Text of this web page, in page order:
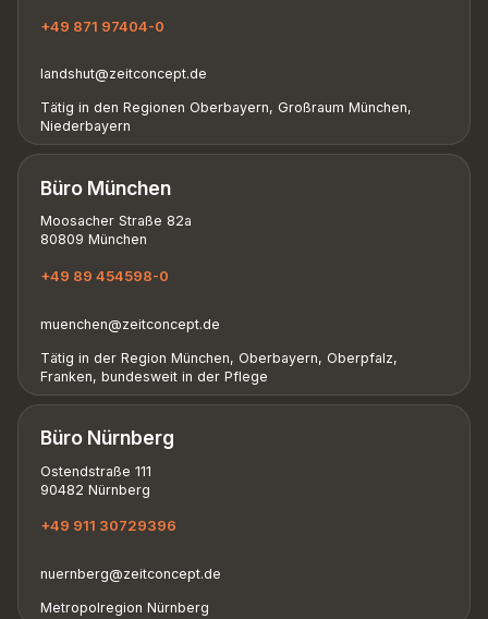
+49 871 97404-0
landshut@zeitconcept.de
Tätig in den Regionen Oberbayern, Großraum München,
Niederbayern
Büro München
Moosacher Straße 82a
80809 München
+49 89 454598-0
muenchen@zeitconcept.de
Tätig in der Region München, Oberbayern, Oberpfalz,
Franken, bundesweit in der Pflege
Büro Nürnberg
Ostendstraße 111
90482 Nürnberg
+49 911 30729396
nuernberg@zeitconcept.de
Metropolregion Nürnberg